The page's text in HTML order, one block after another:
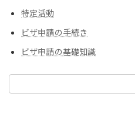
特定活動
ビザ申請の手続き
ビザ申請の基礎知識